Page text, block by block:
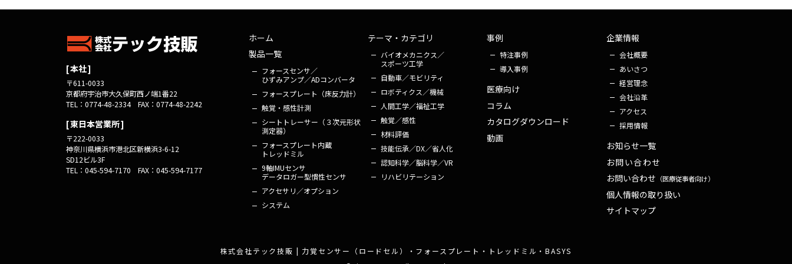
本社
〒611-0033
京都府宇治市大久保町西ノ端1番22
TEL：0774-48-2334
FAX：0774-48-2242
東日本営業所
〒222-0033
神奈川県横浜市港北区新横浜3-6-12
SD12ビル3F
TEL：045-594-7170
FAX：045-594-7177
ホーム
製品一覧
フォースセンサ／
ひずみアンプ／ADコンバータ
フォースプレート （床反力計）
触覚・ 感性計測
シート トレーサー （３次元形状
測定器）
フォースプレート内蔵
トレッドミル
9軸IMUセンサ
データロガー型慣性センサ
アクセサリ／オプション
システム
テーマ・カテゴリ
バイオメカニクス／
スポーツ工学
自動車／モビリティ
ロボティクス／機械
人間工学／福祉工学
触覚／感性
材料評価
技能伝承／DX／省人化
認知科学／脳科学／VR
リハビリテーション
事例
特注事例
導入事例
医療向け
コラム
カタログダウンロード
動画
企業情報
会社概要
あいさつ
経営理念
会社沿革
アクセス
採用情報
お知らせ一覧
お問い合わせ
お問い合わせ （医療従事者向け）
個人情報の取り扱い
サイトマップ
株式会社テック技販 | 力覚センサー（ロードセル）・フォースプレート・トレッドミル・BASYS